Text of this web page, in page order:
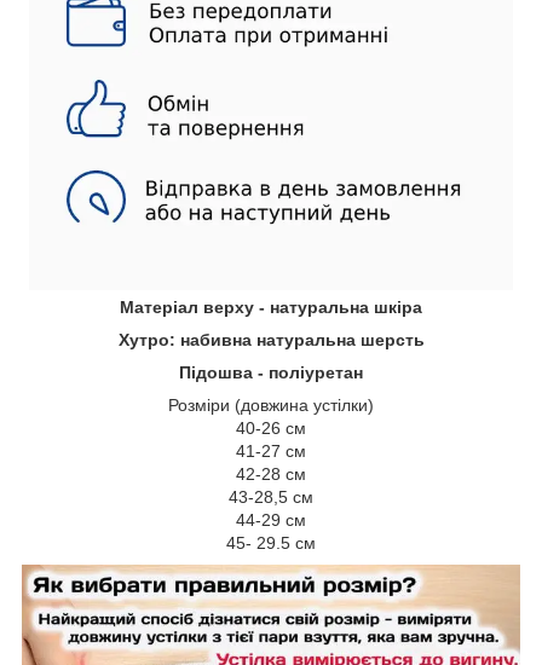
Матеріал верху - натуральна шкіра
Хутро: набивна натуральна шерсть
Підошва - поліуретан
Розміри (довжина устілки)
40-26 см
41-27 см
42-28 см
43-28,5 см
44-29 см
45- 29.5 см